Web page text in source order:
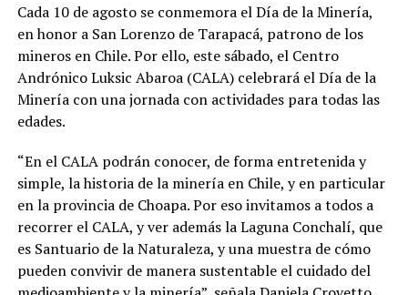
Cada 10 de agosto se conmemora el Día de la Minería,
en honor a San Lorenzo de Tarapacá, patrono de los
mineros en Chile. Por ello, este sábado, el Centro
Andrónico Luksic Abaroa (CALA) celebrará el Día de la
Minería con una jornada con actividades para todas las
edades.
“En el CALA podrán conocer, de forma entretenida y
simple, la historia de la minería en Chile, y en particular
en la provincia de Choapa. Por eso invitamos a todos a
recorrer el CALA, y ver además la Laguna Conchalí, que
es Santuario de la Naturaleza, y una muestra de cómo
pueden convivir de manera sustentable el cuidado del